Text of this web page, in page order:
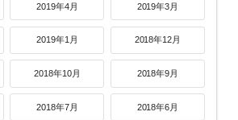
2019年4月 2019年3月
2019年1月 2018年12月
2018年10月 2018年9月
2018年7月 2018年6月